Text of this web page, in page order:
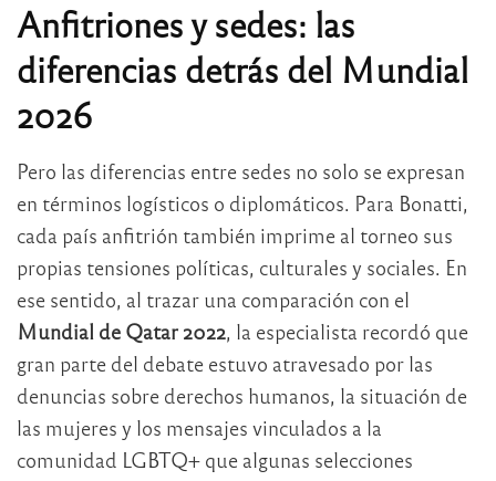
Anfitriones y sedes: las
diferencias detrás del Mundial
2026
Pero las diferencias entre sedes no solo se expresan
en términos logísticos o diplomáticos. Para Bonatti,
cada país anfitrión también imprime al torneo sus
propias tensiones políticas, culturales y sociales. En
ese sentido, al trazar una comparación con el
Mundial de Qatar 2022 , la especialista recordó que
gran parte del debate estuvo atravesado por las
denuncias sobre derechos humanos, la situación de
las mujeres y los mensajes vinculados a la
comunidad LGBTQ+ que algunas selecciones